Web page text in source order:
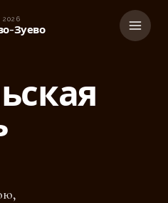
2026
Зуево